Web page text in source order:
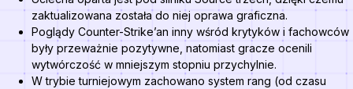
zaktualizowana została do niej oprawa graficzna.
Poglądy Counter-Strike’an inny wśród krytyków i fachowców
były przeważnie pozytywne, natomiast gracze ocenili
wytwórczość w mniejszym stopniu przychylnie.
W trybie turniejowym zachowano system rang (od czasu